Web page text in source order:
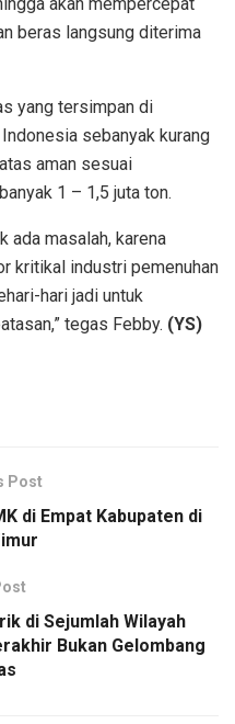
beras langsung diterima
yang tersimpan di
sebanyak kurang
aman sesuai
1 – 1,5 juta ton.
ada masalah, karena
kritikal industri pemenuhan
hari jadi untuk
tegas Febby. (YS)
Post
di Empat Kabupaten di
di Sejumlah Wilayah
Bukan Gelombang